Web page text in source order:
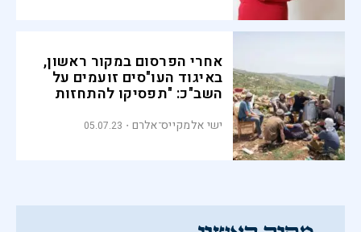
אחרי הפרסום במקור ראשון,
באיגוד העו"סים זועמים על
השב"כ: "תפסיקו להתחזות
ישי אלמקייס־אלרם 05.07.23